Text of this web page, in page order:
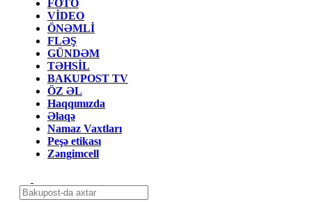
FOTO
VİDEO
ÖNƏMLİ
FLƏŞ
GÜNDƏM
TƏHSİL
BAKUPOST TV
ÖZ ƏL
Haqqımızda
Əlaqə
Namaz Vaxtları
Peşə etikası
Zəngimcell